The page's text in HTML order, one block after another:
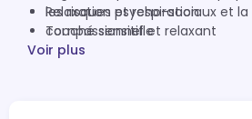
les risques psycho-sociaux et
compassionnelle
Relaxation et respiration
Touché sensitif et relaxant
Voir plus